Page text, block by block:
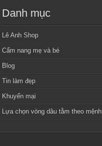
Danh mục
Lê Anh Shop
Cẩm nang mẹ và bé
Blog
Tin làm đẹp
Khuyến mại
Lựa chọn vòng dâu tằm theo mệnh